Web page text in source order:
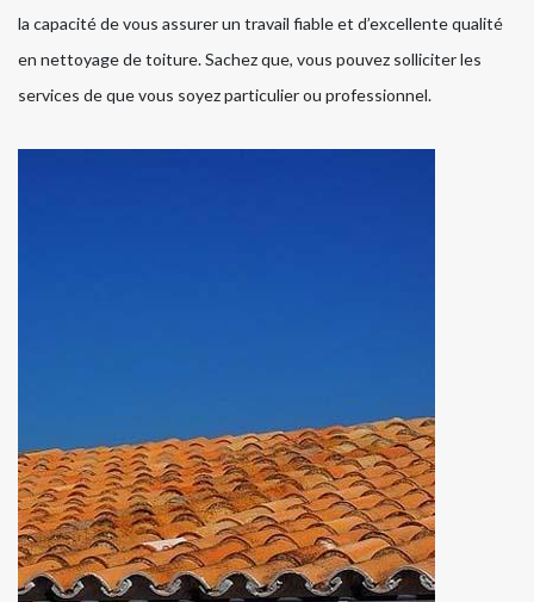
la capacité de vous assurer un travail fiable et d’excellente qualité
en nettoyage de toiture. Sachez que, vous pouvez solliciter les
services de que vous soyez particulier ou professionnel.